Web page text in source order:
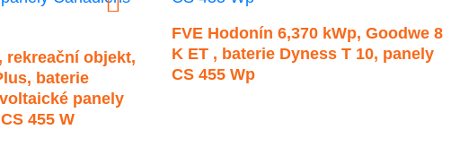
rekreační objekt,
baterie
panely
455 W
FVE Hodonín 6,370 kWp, Goodwe 8
K ET , baterie Dyness T 10, panely
CS 455 Wp